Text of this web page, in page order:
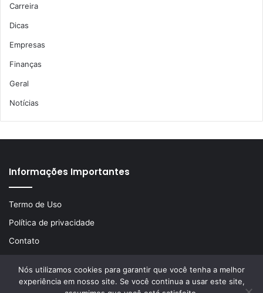
Carreira
Dicas
Empresas
Finanças
Geral
Notícias
Informações Importantes
Termo de Uso
Política de privacidade
Contato
© Copyright 2026, Todos os direitos reservados | Desenvolvido
Nós utilizamos cookies para garantir que você tenha a melhor
experiência em nosso site. Se você continua a usar este site,